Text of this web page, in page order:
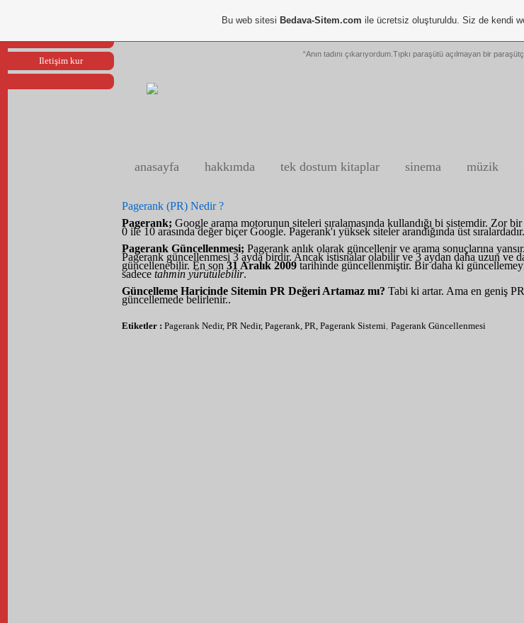
Reklam ver
Iletişim kur
“Anın tadını çıkarıyordum.Tıpkı paraşütü açılmayan bir
anasayfa hakkımda tek dostum kitaplar sinema müzik
Pagerank (PR) Nedir ?
Pagerank; Google arama motorunun siteleri sıralamasında kullandığı bi sistemdir. Zor
0 ile 10 arasında değer biçer Google. Pagerank'ı yüksek siteler arandığında üst sıralardadır.
Pagerank Güncellenmesi; Pagerank anlık olarak güncellenir ve arama sonuçlarına
Pagerank güncellenmesi 3 ayda birdir. Ancak istisnalar olabilir ve 3 aydan daha uzun ve
güncellenebilir. En son 31 Aralık 2009 tarihinde güncellenmiştir. Bir daha ki
sadece tahmin yürütülebilir.
Güncelleme Haricinde Sitemin PR Değeri Artamaz mı? Tabi ki artar. Ama en geniş
güncellemede belirlenir..
Etiketler : Pagerank Nedir, PR Nedir, Pagerank, PR, Pagerank Sistemi, Pagerank Güncellenmesi
Bu web sitesi Bedava-Sitem.com ile ücretsiz oluşturuldu. Siz de kendi